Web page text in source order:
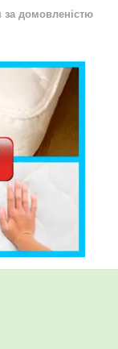
за домовленістю